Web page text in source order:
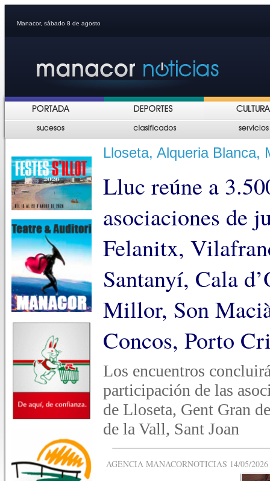
Manacor, sábado 8 de agosto
Lloseta, Alqueria Blanca,
Lluc reúne a
asociaciones de
Felanitx,
Santanyí, Cala
Millor, Son
Concos, Porto
Los encuentros
participación de las
de Lloseta, Gent Gran
de la Vall, Sant Joan
AGENCIA MANACORNOTICIAS 14/05/